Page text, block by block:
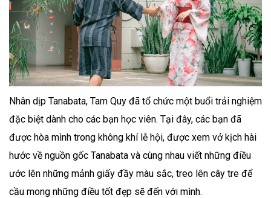
Nhân dịp Tanabata, Tam Quy đã tổ chức một buổi trải nghiệm
đặc biệt dành cho các bạn học viên. Tại đây, các bạn đã
được hòa mình trong không khí lễ hội, được xem vở kịch hài
hước về nguồn gốc Tanabata và cùng nhau viết những điều
ước lên những mảnh giấy đầy màu sắc, treo lên cây tre để
cầu mong những điều tốt đẹp sẽ đến với mình.